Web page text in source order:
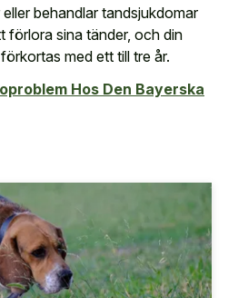
behandlar tandsjukdomar
förlora sina tänder, och din
med ett till tre år.
Hos Den Bayerska